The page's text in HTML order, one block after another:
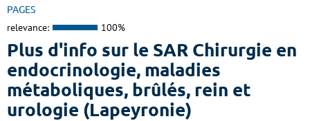
PAGES
relevance: 100%
Plus d'info sur le SAR Chirurgie en
endocrinologie, maladies
métaboliques, brûlés, rein et
urologie (Lapeyronie)